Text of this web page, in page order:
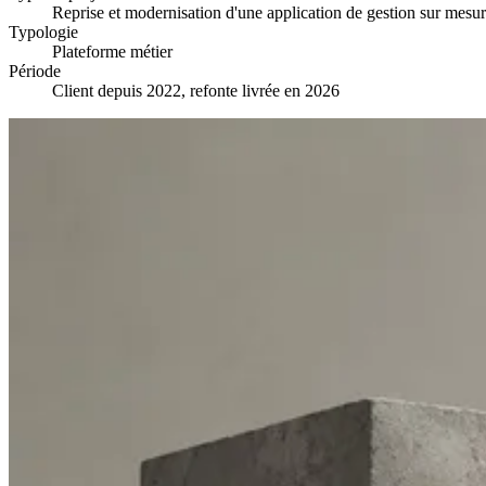
Reprise et modernisation d'une application de gestion sur
Typologie
Plateforme métier
Période
Client depuis 2022, refonte livrée en 2026